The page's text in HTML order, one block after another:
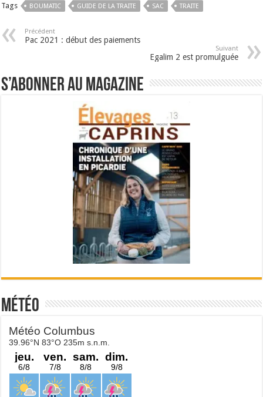
Tags BOUMATIC GUIDE DE LA TRAITE SAC TRAITE
Précédent
Pac 2021 : début des paiements
Suivant
Egalim 2 est promulguée
S’abonner au magazine
Météo